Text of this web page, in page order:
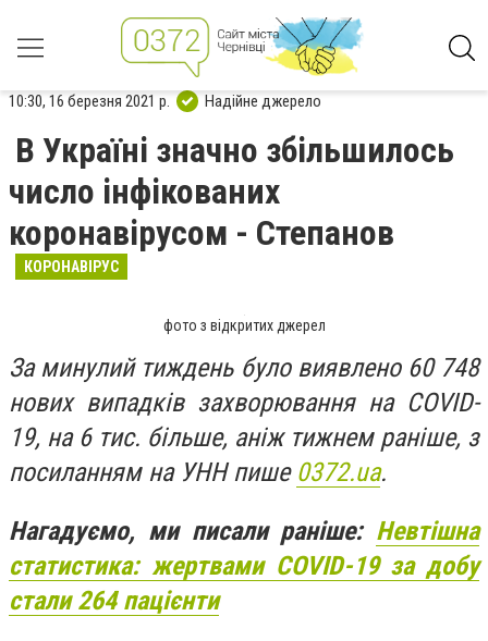
10:30, 16 березня 2021 р. Надійне джерело
В Україні значно збільшилось
число інфікованих
коронавірусом - Степанов
КОРОНАВІРУС
фото з відкритих джерел
За минулий тиждень було виявлено 60 748
нових випадків захворювання на COVID-
19, на 6 тис. більше, аніж тижнем раніше, з
посиланням на УНН пише 0372.ua.
Нагадуємо, ми писали раніше: Невтішна
статистика: жертвами COVID-19 за добу
стали 264 пацієнти